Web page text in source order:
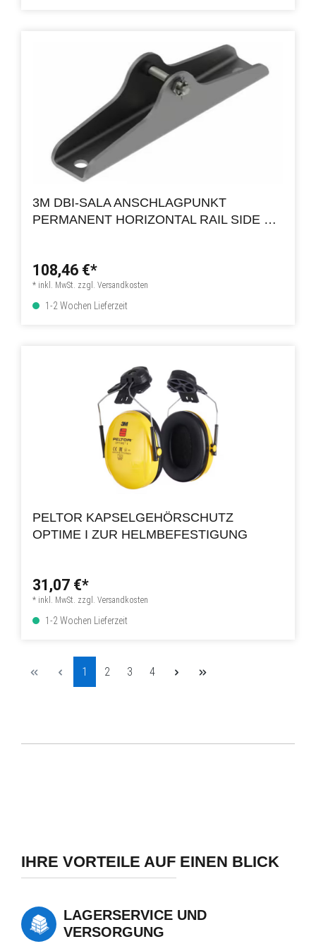
3M DBI-SALA ANSCHLAGPUNKT
PERMANENT HORIZONTAL RAIL SIDE FIX
108,46 €*
* inkl. MwSt. zzgl. Versandkosten
1-2 Wochen Lieferzeit
PELTOR KAPSELGEHÖRSCHUTZ
OPTIME I ZUR HELMBEFESTIGUNG
31,07 €*
* inkl. MwSt. zzgl. Versandkosten
1-2 Wochen Lieferzeit
Seite
1 Seite
2 Seite
3 Seite
4
IHRE VORTEILE AUF EINEN BLICK
LAGERSERVICE UND
VERSORGUNG